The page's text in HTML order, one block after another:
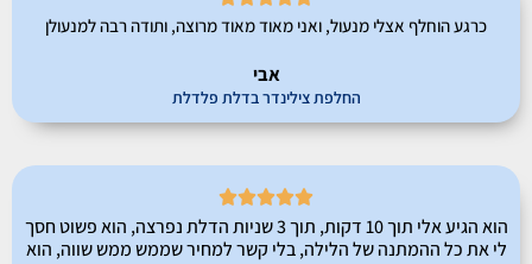
כרגע הוחלף אצלי מנעול, ואני מאוד מאוד מרוצה, ותודה רבה למנעולן
אבי
החלפת צילינדר בדלת פלדלת





הוא הגיע אלי תוך 10 דקות, תוך 3 שניות הדלת נפרצה, הוא פשוט חסך
לי את כל ההמתנה של הלילה, בלי קשר למחיר שממש ממש שווה, הוא